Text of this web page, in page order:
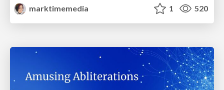
marktimemedia
1 520